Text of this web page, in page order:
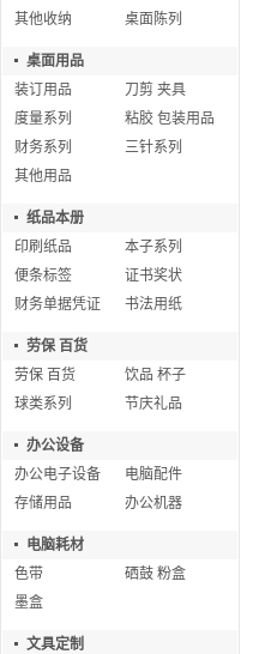
其他收纳
桌面陈列
桌面用品
装订用品
刀剪 夹具
度量系列
粘胶 包装用品
财务系列
三针系列
其他用品
纸品本册
印刷纸品
本子系列
便条标签
证书奖状
财务单据凭证
书法用纸
劳保 百货
劳保 百货
饮品 杯子
球类系列
节庆礼品
办公设备
办公电子设备
电脑配件
存储用品
办公机器
电脑耗材
色带
硒鼓 粉盒
墨盒
文具定制